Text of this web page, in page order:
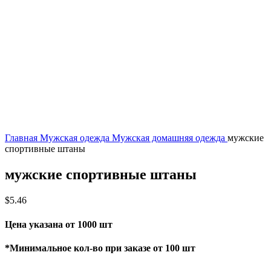
Главная Мужская одежда Мужская домашняя одежда мужские
спортивные штаны
мужские спортивные штаны
$5.46
Цена указана от 1000 шт
*Минимальное кол-во при заказе от 100 шт